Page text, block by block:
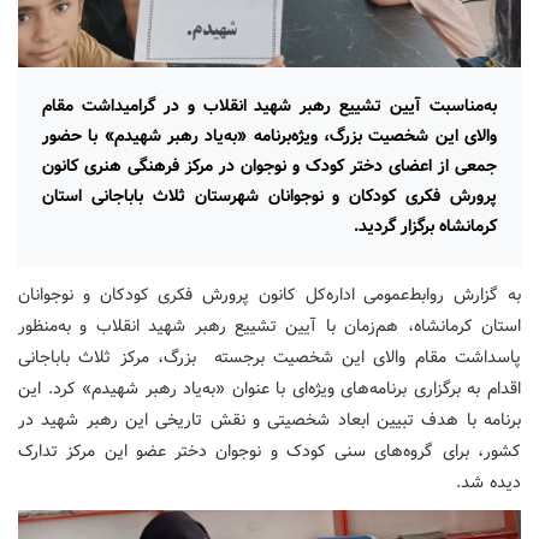
به‌مناسبت آیین تشییع رهبر شهید انقلاب و در گرامیداشت مقام
والای این شخصیت بزرگ، ویژه‌برنامه‌ «به‌یاد رهبر شهیدم» با حضور
جمعی از اعضای دختر کودک و نوجوان در مرکز فرهنگی هنری کانون
پرورش فکری کودکان و نوجوانان شهرستان ثلاث باباجانی استان
کرمانشاه برگزار گردید.
به گزارش روابط‌عمومی اداره‌کل کانون پرورش فکری کودکان و نوجوانان
استان کرمانشاه، هم‌زمان با آیین تشییع رهبر شهید انقلاب و به‌منظور
پاسداشت مقام والای این شخصیت برجسته بزرگ، مرکز ثلاث باباجانی
اقدام به برگزاری برنامه‌های ویژه‌ای با عنوان «به‌یاد رهبر شهیدم» کرد. این
برنامه با هدف تبیین ابعاد شخصیتی و نقش تاریخی این رهبر شهید در
کشور، برای گروه‌های سنی کودک و نوجوان دختر عضو این مرکز تدارک
دیده شد.